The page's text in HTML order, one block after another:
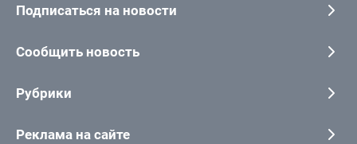
Подписаться на новости
Сообщить новость
Рубрики
Реклама на сайте